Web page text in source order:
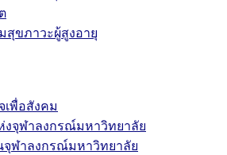
สุขภาวะผู้สูงอายุ
พื่อสังคม
งจุฬาลงกรณ์มหาวิทยาลัย
จุฬาลงกรณ์มหาวิทยาลัย